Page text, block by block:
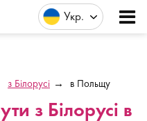
Укр
з Білорусі в Польщу
з Білорусі в